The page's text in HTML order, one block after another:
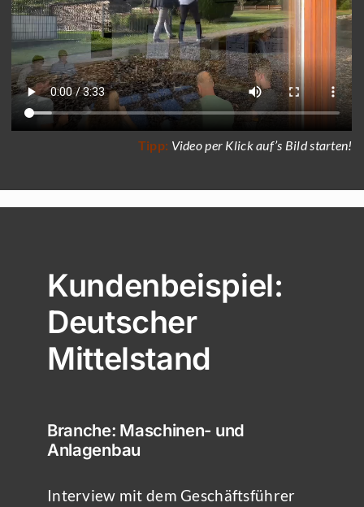
Tipp: Video per Klick auf’s Bild starten!
Kundenbeispiel:
Deutscher
Mittelstand
Branche: Maschinen- und
Anlagenbau
Interview mit dem Geschäftsführer